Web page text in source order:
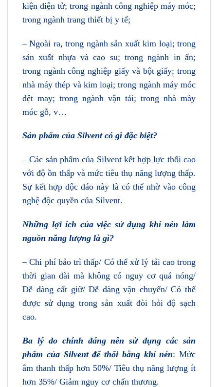
kiện điện tử; trong ngành công nghiệp máy móc;
trong ngành trang thiết bị y tế;
– Ngoài ra, trong ngành sản xuất kim loại; trong
sản xuất nhựa và cao su; trong ngành in ấn;
trong ngành công nghiệp giấy và bột giấy; trong
nhà máy thép và kim loại; trong ngành máy móc
dệt may; trong ngành vận tải; trong nhà máy
móc gỗ, v…
Sản phẩm của Silvent có gì đặc biệt?
– Các sản phẩm của Silvent kết hợp lực thổi cao
với độ ồn thấp và mức tiêu thụ năng lượng thấp.
Sự kết hợp độc đáo này là có thể nhờ vào công
nghệ độc quyền của Silvent.
Những lợi ích của việc sử dụng khí nén làm
nguồn năng lượng là gì?
– Chi phí bảo trì thấp/ Có thể xử lý tải cao trong
thời gian dài mà không có nguy cơ quá nóng/
Dễ dàng cất giữ/ Dễ dàng vận chuyển/ Có thể
được sử dụng trong sản xuất đòi hỏi độ sạch
cao.
Ba lý do chính đáng nên sử dụng các sản
phẩm của Silvent để thổi bằng khí nén: Mức
âm thanh thấp hơn 50%/ Tiêu thụ năng lượng ít
hơn 35%/ Giảm nguy cơ chấn thương.